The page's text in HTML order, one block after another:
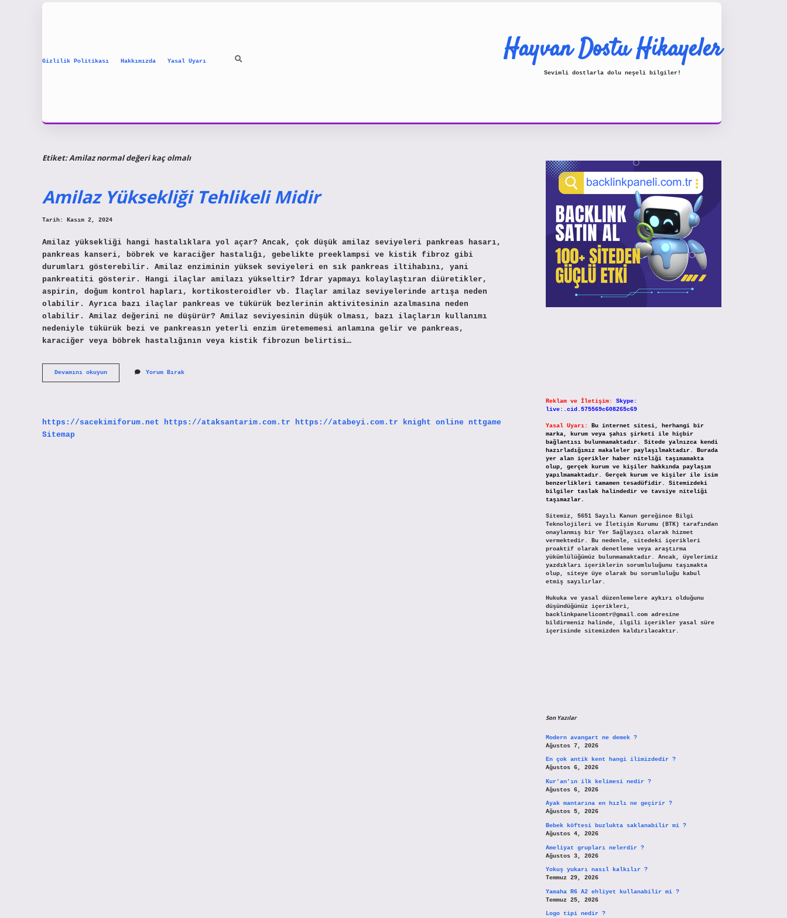
Gizlilik Politikası Hakkımızda Yasal Uyarı Hayvan Dostu Hikayeler
Sevimli dostlarla dolu neşeli bilgiler!
Etiket:Amilaz normal değeri kaç olmalı
Amilaz Yüksekliği Tehlikeli Midir
Tarih: Kasım 2, 2024
Amilaz yüksekliği hangi hastalıklara yol açar? Ancak, çok düşük amilaz seviyeleri pankreas hasarı,
pankreas kanseri, böbrek ve karaciğer hastalığı, gebelikte preeklampsi ve kistik fibroz gibi
durumları gösterebilir. Amilaz enziminin yüksek seviyeleri en sık pankreas iltihabını, yani
pankreatiti gösterir. Hangi ilaçlar amilazı yükseltir? İdrar yapmayı kolaylaştıran diüretikler,
aspirin, doğum kontrol hapları, kortikosteroidler vb. İlaçlar amilaz seviyelerinde artışa neden
olabilir. Ayrıca bazı ilaçlar pankreas ve tükürük bezlerinin aktivitesinin azalmasına neden
olabilir. Amilaz değerini ne düşürür? Amilaz seviyesinin düşük olması, bazı ilaçların kullanımı
nedeniyle tükürük bezi ve pankreasın yeterli enzim üretememesi anlamına gelir ve pankreas,
karaciğer veya böbrek hastalığının veya kistik fibrozun belirtisi…
Devamını okuyunAmilaz
Yüksekliği
Yorum Bırak
https://sacekimiforum.net https://ataksantarim.com.tr https://atabeyi.com.tr knight online nttgame
Sitemap
Reklam ve İletişim:
Skype:
live:.cid.575569c608265c69
Yasal Uyarı:
Bu internet sitesi, herhangi bir
marka, kurum veya şahıs şirketi ile hiçbir
bağlantısı bulunmamaktadır. Sitede yalnızca kendi
hazırladığımız makaleler paylaşılmaktadır. Burada
yer alan içerikler haber niteliği taşımamakta
olup, gerçek kurum ve kişiler hakkında paylaşım
yapılmamaktadır. Gerçek kurum ve kişiler ile isim
benzerlikleri tamamen tesadüfidir. Sitemizdeki
bilgiler taslak halindedir ve tavsiye niteliği
taşımazlar.
Sitemiz, 5651 Sayılı Kanun gereğince Bilgi
Teknolojileri ve İletişim Kurumu (BTK) tarafından
onaylanmış bir Yer Sağlayıcı olarak hizmet
vermektedir. Bu nedenle, sitedeki içerikleri
proaktif olarak denetleme veya araştırma
yükümlülüğümüz bulunmamaktadır. Ancak, üyelerimiz
yazdıkları içeriklerin sorumluluğunu taşımakta
olup, siteye üye olarak bu sorumluluğu kabul
etmiş sayılırlar.
Hukuka ve yasal düzenlemelere aykırı olduğunu
düşündüğünüz içerikleri,
backlinkpanelicomtr@gmail.comadresine
bildirmeniz halinde, ilgili içerikler yasal süre
içerisinde sitemizden kaldırılacaktır.
Son Yazılar
Modern avangart ne demek ?
Ağustos 7, 2026
En çok antik kent hangi ilimizdedir ?
Ağustos 6, 2026
Kur’an’ın ilk kelimesi nedir ?
Ağustos 6, 2026
Ayak mantarına en hızlı ne geçirir ?
Ağustos 5, 2026
Bebek köftesi buzlukta saklanabilir mi ?
Ağustos 4, 2026
Ameliyat grupları nelerdir ?
Ağustos 3, 2026
Yokuş yukarı nasıl kalkılır ?
Temmuz 29, 2026
Yamaha R6 A2 ehliyet kullanabilir mi ?
Temmuz 25, 2026
Logo tipi nedir ?